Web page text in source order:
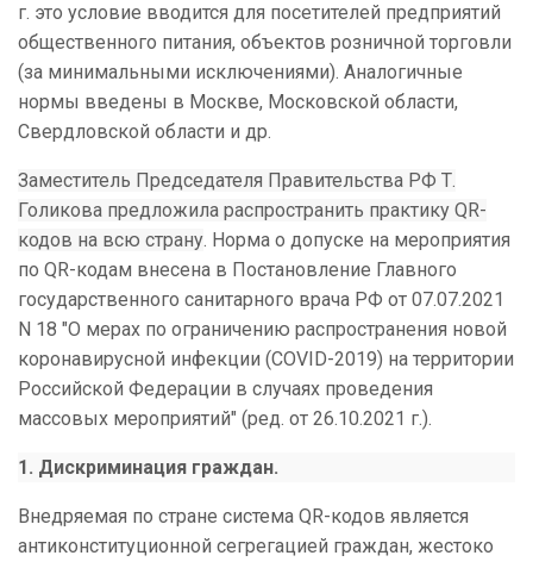
г. это условие вводится для посетителей предприятий
общественного питания, объектов розничной торговли
(за минимальными исключениями). Аналогичные
нормы введены в Москве, Московской области,
Свердловской области и др.
Заместитель Председателя Правительства РФ Т.
Голикова предложила распространить практику QR-
кодов на всю страну. Норма о допуске на мероприятия
по QR-кодам внесена в Постановление Главного
государственного санитарного врача РФ от 07.07.2021
N 18 "О мерах по ограничению распространения новой
коронавирусной инфекции (COVID-2019) на территории
Российской Федерации в случаях проведения
массовых мероприятий" (ред. от 26.10.2021 г.).
1. Дискриминация граждан.
Внедряемая по стране система QR-кодов является
антиконституционной сегрегацией граждан, жестоко